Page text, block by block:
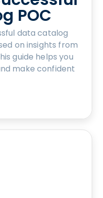
POC
data catalog
on insights from
guide helps you
make confident